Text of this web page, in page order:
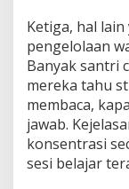
Ketiga, hal
pengelolaan
Banyak santri
mereka tahu
membaca,
jawab.
konsentrasi
sesi belajar